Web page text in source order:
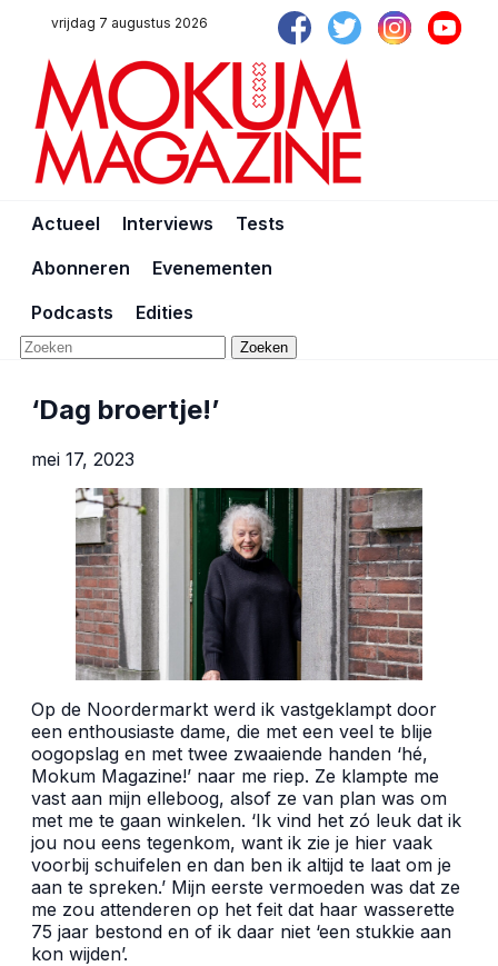
vrijdag 7 augustus 2026
Actueel Interviews
Tests
Abonneren
Evenementen
Podcasts
Edities
Zoeken
‘Dag broertje!’
mei 17, 2023
Op de Noordermarkt werd ik vastgeklampt door
een enthousiaste dame, die met een veel te blije
oogopslag en met twee zwaaiende handen ‘hé,
Mokum Magazine!’ naar me riep. Ze klampte me
vast aan mijn elleboog, alsof ze van plan was om
met me te gaan winkelen. ‘Ik vind het zó leuk dat ik
jou nou eens tegenkom, want ik zie je hier vaak
voorbij schuifelen en dan ben ik altijd te laat om je
aan te spreken.’ Mijn eerste vermoeden was dat ze
me zou attenderen op het feit dat haar wasserette
75 jaar bestond en of ik daar niet ‘een stukkie aan
kon wijden’.